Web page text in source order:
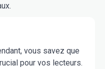
vous savez que
pour vos lecteurs.